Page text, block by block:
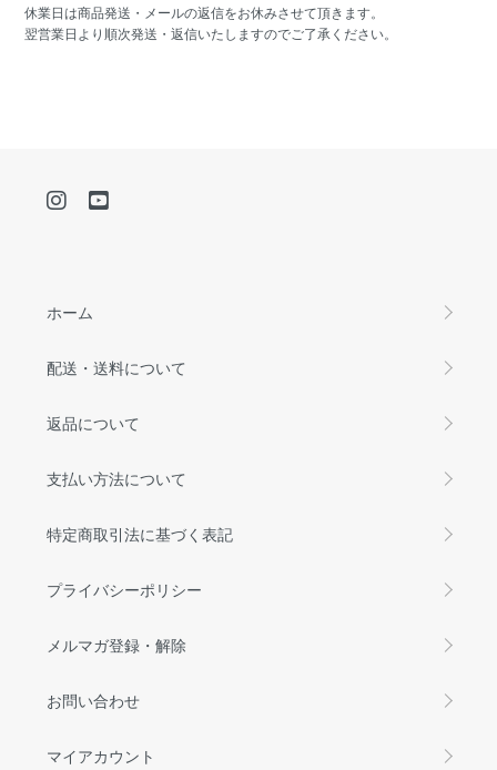
休業日は商品発送・メールの返信をお休みさせて頂きます。
翌営業日より順次発送・返信いたしますのでご了承ください。
ホーム
配送・送料について
返品について
支払い方法について
特定商取引法に基づく表記
プライバシーポリシー
メルマガ登録・解除
お問い合わせ
マイアカウント